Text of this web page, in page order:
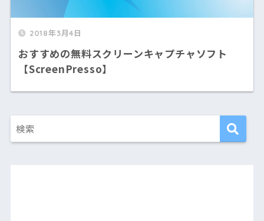
2018年3月4日
おすすめの無料スクリーンキャプチャソフト
【ScreenPresso】